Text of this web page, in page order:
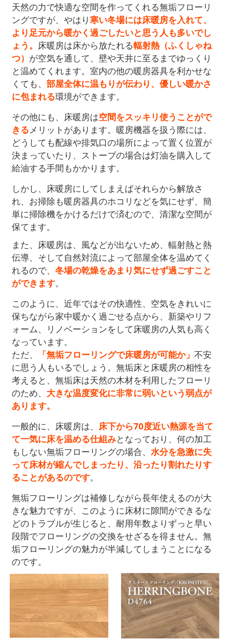
天然の力で快適な空間を作ってくれる無垢フローリ
ングですが、やはり寒い冬場には床暖房を入れて、
より足元から暖かく過ごしたいと思う人も多いでし
ょう。 床暖房は床から放たれる輻射熱（ふくしゃね
つ） が空気を通して、壁や天井に至るまでゆっくり
と温めてくれます。室内の他の暖房器具を利かせな
くても、部屋全体に温もりが伝わり、優しい暖かさ
に包まれる環境ができます。
その他にも、床暖房は空間をスッキリ使うことがで
きるメリットがあります。暖房機器を扱う際には、
どうしても配線や排気口の場所によって置く位置が
決まっていたり、ストーブの場合は灯油を購入して
給油する手間もかかります。
しかし、床暖房にしてしまえばそれらから解放さ
れ、お掃除も暖房器具のホコリなどを気にせず、簡
単に掃除機をかけるだけで済むので、清潔な空間が
保てます。
また、床暖房は、風などが出ないため、輻射熱と熱
伝導、そして自然対流によって部屋全体を温めてく
れるので、冬場の乾燥をあまり気にせず過ごすこと
ができます。
このように、近年ではその快適性、空気をきれいに
保ちながら家中暖かく過ごせる点から、新築やリフ
ォーム、リノベーションをして床暖房の人気も高く
なっています。
ただ、
「無垢フローリングで床暖房が可能か」不安
に思う人もいるでしょう。無垢床と床暖房の相性を
考えると、無垢床は天然の木材を利用したフローリ
のため、 大きな温度変化に非常に弱いという弱点が
あります。
一般的に、床暖房は、 床下から70度近い熱源を当て
て一気に床を温める仕組みとなっており、何の加工
もしない無垢フローリングの場合、水分を急激に失
って床材が縮んでしまったり、沿ったり割れたりす
ることがあるのです。
無垢フローリングは補修しながら長年使えるのが大
きな魅力ですが、このように床材に隙間ができるな
どのトラブルが生じると、耐用年数よりずっと早い
段階でフローリングの交換をせざるを得ません。無
垢フローリングの魅力が半減してしまうことになる
のです。